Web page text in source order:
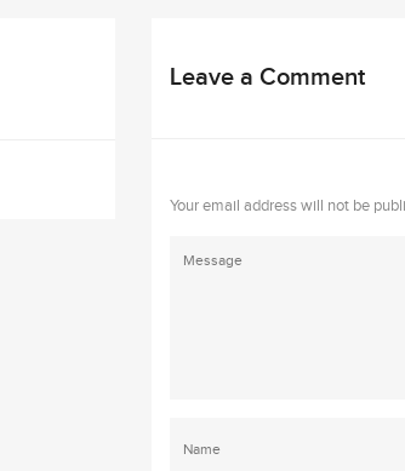
Leave a Comment
Your email address will not be